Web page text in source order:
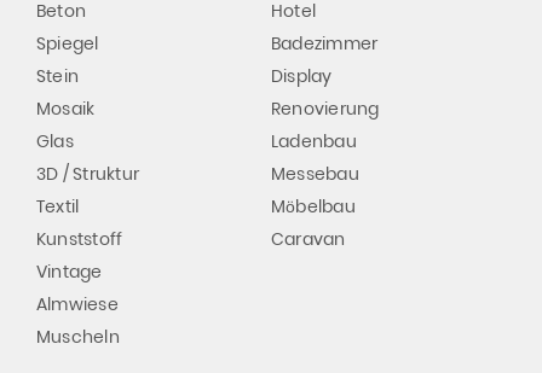
Beton
Spiegel
Stein
Mosaik
Glas
3D / Struktur
Textil
Kunststoff
Vintage
Almwiese
Muscheln
Hotel
Badezimmer
Display
Renovierung
Ladenbau
Messebau
Möbelbau
Caravan